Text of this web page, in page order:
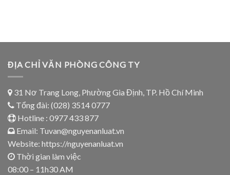
ĐỊA CHỈ VĂN PHÒNG CÔNG TY
31 Nơ Trang Long, Phường Gia Định, TP. Hồ Chí Minh
Tổng đài: (028) 3514 0777
Hotline : 0977 433 877
Email: Tuvan@nguyenanluat.vn
Website: https://nguyenanluat.vn
Thời gian làm việc
08:00 – 11h30 AM